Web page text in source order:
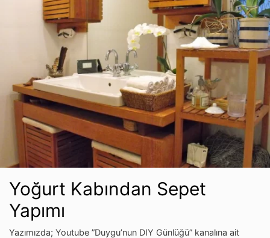
Yoğurt Kabından Sepet
Yapımı
Yazımızda; Youtube ”Duygu’nun DIY Günlüğü” kanalına ait